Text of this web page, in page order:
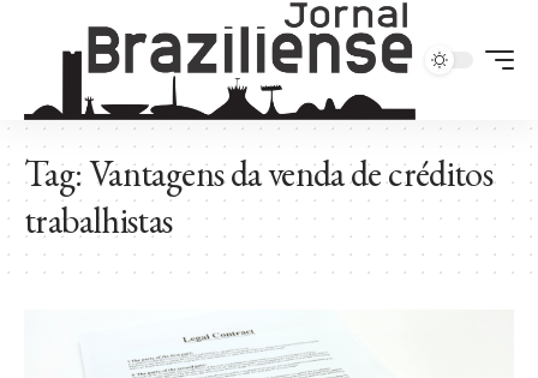
Tag:Vantagens da venda de créditos
trabalhistas